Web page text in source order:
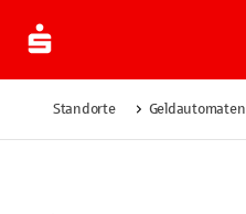
Standorte Geldautomaten